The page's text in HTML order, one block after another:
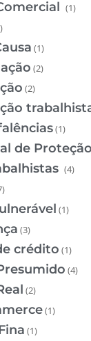
(1)
(1)
(2)
(2)
(1)
de
(4)
(1)
(3)
crédito (1)
(4)
(2)
(1)
(1)